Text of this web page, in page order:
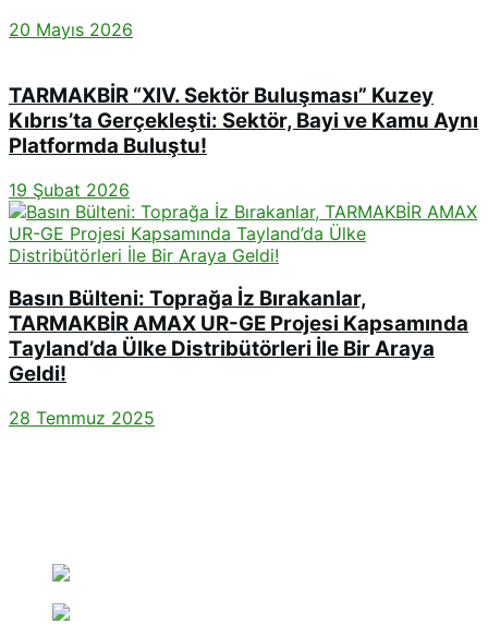
20 Mayıs 2026
TARMAKBİR “XIV. Sektör Buluşması” Kuzey
Kıbrıs’ta Gerçekleşti: Sektör, Bayi ve Kamu Aynı
Platformda Buluştu!
19 Şubat 2026
Basın Bülteni: Toprağa İz Bırakanlar,
TARMAKBİR AMAX UR-GE Projesi Kapsamında
Tayland’da Ülke Distribütörleri İle Bir Araya
Geldi!
28 Temmuz 2025